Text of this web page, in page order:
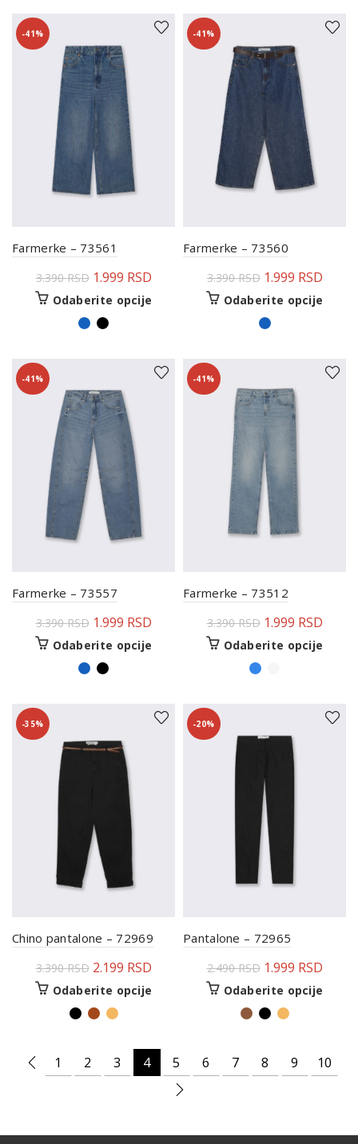
-41%
Farmerke – 73561
3.390RSD 1.999 RSD
Odaberite opcije
-41%
Farmerke – 73560
3.390RSD 1.999 RSD
Odaberite opcije
-41%
Farmerke – 73557
3.390RSD 1.999 RSD
Odaberite opcije
-41%
Farmerke – 73512
3.390RSD 1.999 RSD
Odaberite opcije
-35%
Chino pantalone – 72969
3.390RSD 2.199 RSD
Odaberite opcije
-20%
Pantalone – 72965
2.490RSD 1.999 RSD
Odaberite opcije
1 2 3 4 5 6 7 8 9 10